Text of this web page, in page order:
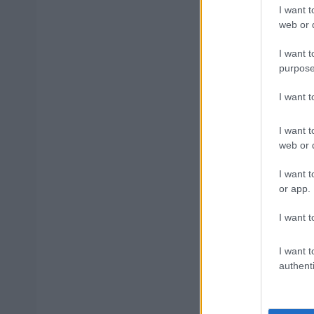
I want
web or
I want
I want
I want
web or
I want
or app.
I want
I want
ΑΣΕΠ: